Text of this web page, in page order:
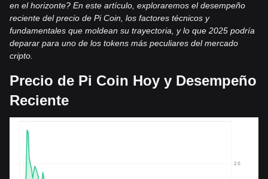
en el horizonte? En este artículo, exploraremos el desempeño
reciente del precio de Pi Coin, los factores técnicos y
fundamentales que moldean su trayectoria, y lo que 2025 podría
deparar para uno de los tokens más peculiares del mercado
cripto.
Precio de Pi Coin Hoy y Desempeño
Reciente